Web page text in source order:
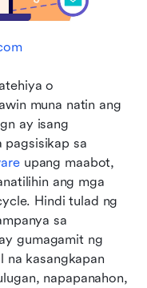
o
muna natin ang
ay isang
pagsisikap sa
upang maabot,
ang mga
Hindi tulad ng
sa
ay gumagamit ng
kasangkapan
napapanahon,